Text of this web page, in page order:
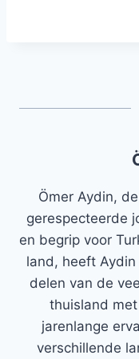
Ömer Aydin,
gerespecteerde
en begrip voor
land, heeft
delen van de
thuisland
jarenlange
verschillende